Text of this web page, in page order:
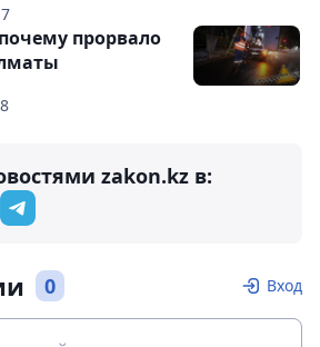
прорвало
zakon.kz в:
0 Вход